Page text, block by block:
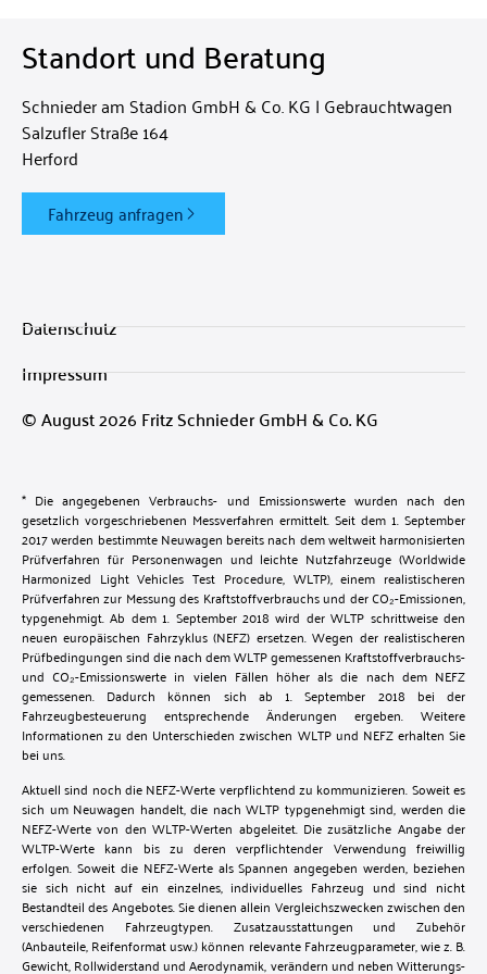
Standort und Beratung
Schnieder am Stadion GmbH & Co. KG | Gebrauchtwagen
Salzufler Straße 164
Herford
Fahrzeug anfragen
Datenschutz
Impressum
© August 2026 Fritz Schnieder GmbH & Co. KG
* Die angegebenen Verbrauchs- und Emissionswerte wurden nach den
gesetzlich vorgeschriebenen Messverfahren ermittelt. Seit dem 1. September
2017 werden bestimmte Neuwagen bereits nach dem weltweit harmonisierten
Prüfverfahren für Personenwagen und leichte Nutzfahrzeuge (Worldwide
Harmonized Light Vehicles Test Procedure, WLTP), einem realistischeren
Prüfverfahren zur Messung des Kraftstoffverbrauchs und der CO₂-Emissionen,
typgenehmigt. Ab dem 1. September 2018 wird der WLTP schrittweise den
neuen europäischen Fahrzyklus (NEFZ) ersetzen. Wegen der realistischeren
Prüfbedingungen sind die nach dem WLTP gemessenen Kraftstoffverbrauchs-
und CO₂-Emissionswerte in vielen Fällen höher als die nach dem NEFZ
gemessenen. Dadurch können sich ab 1. September 2018 bei der
Fahrzeugbesteuerung entsprechende Änderungen ergeben. Weitere
Informationen zu den Unterschieden zwischen WLTP und NEFZ erhalten Sie
bei uns.
Aktuell sind noch die NEFZ-Werte verpflichtend zu kommunizieren. Soweit es
sich um Neuwagen handelt, die nach WLTP typgenehmigt sind, werden die
NEFZ-Werte von den WLTP-Werten abgeleitet. Die zusätzliche Angabe der
WLTP-Werte kann bis zu deren verpflichtender Verwendung freiwillig
erfolgen. Soweit die NEFZ-Werte als Spannen angegeben werden, beziehen
sie sich nicht auf ein einzelnes, individuelles Fahrzeug und sind nicht
Bestandteil des Angebotes. Sie dienen allein Vergleichszwecken zwischen den
verschiedenen Fahrzeugtypen. Zusatzausstattungen und Zubehör
(Anbauteile, Reifenformat usw.) können relevante Fahrzeugparameter, wie z. B.
Gewicht, Rollwiderstand und Aerodynamik, verändern und neben Witterungs-